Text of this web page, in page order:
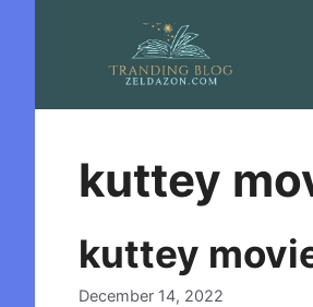
kuttey
kuttey
December 14, 2022